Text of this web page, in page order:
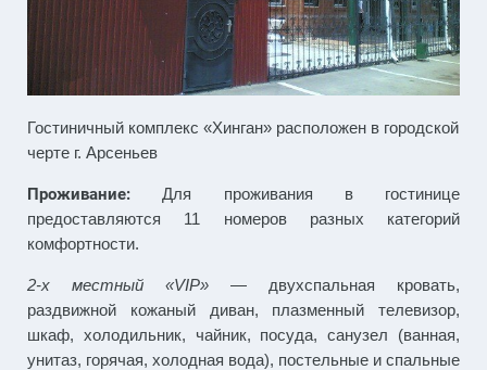
Гостиничный комплекс «Хинган» расположен в городской
черте г. Арсеньев
Проживание:Для проживания в гостинице
предоставляются 11 номеров разных категорий
комфортности.
2-х местный «VIP» — двухспальная кровать,
раздвижной кожаный диван, плазменный телевизор,
шкаф, холодильник, чайник, посуда, санузел (ванная,
унитаз, горячая, холодная вода), постельные и спальные